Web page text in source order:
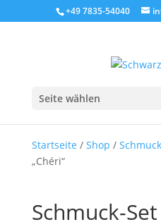
+49 7835-54040
Seite wählen
Startseite / Shop /
„Chéri“
Schmuck-Set